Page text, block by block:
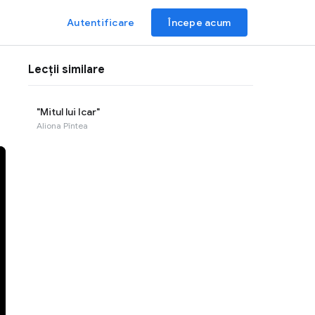
Autentificare Începe acum
Lecții similare
"Mitul lui Icar"
Aliona Pîntea